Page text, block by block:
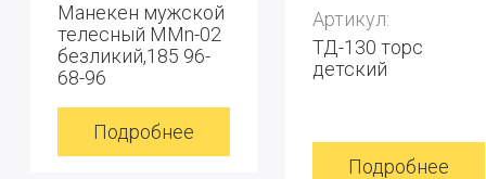
Манекен мужской
телесный MMn-02
безликий,185 96-
68-96
Подробнее
Артикул:
ТД-130 торс
детский
Подробнее